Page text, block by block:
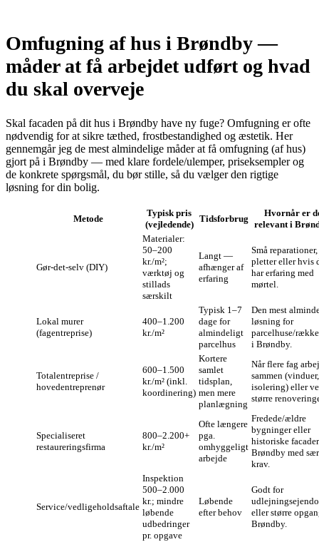
Omfugning af hus i Brøndby —
måder at få arbejdet udført og hvad
du skal overveje
Skal facaden på dit hus i Brøndby have ny fuge? Omfugning er ofte
nødvendig for at sikre tæthed, frostbestandighed og æstetik. Her
gennemgår jeg de mest almindelige måder at få omfugning (af hus)
gjort på i Brøndby — med klare fordele/ulemper, priseksempler og
de konkrete spørgsmål, du bør stille, så du vælger den rigtige
løsning for din bolig.
Metode
Typisk pris
(vejledende)
Tidsforbrug
Hvornår er
relevant i
Gør‑det‑selv (DIY)
Materialer:
50–200
kr./m²;
værktøj og
stillads
særskilt
Langt —
afhænger af
erfaring
Små reparationer,
pletter eller hvis
har erfaring med
mørtel.
Lokal murer
(fagentreprise)
400–1.200
kr./m²
Typisk 1–7
dage for
almindeligt
parcelhus
Den mest
løsning for
parcelhuse/
i Brøndby.
Totalentreprise /
hovedentreprenør
600–1.500
kr./m² (inkl.
koordinering)
Kortere
samlet
tidsplan,
men mere
planlægning
Når flere fag
sammen
isolering) eller
større
Specialiseret
restaureringsfirma
800–2.200+
kr./m²
Ofte længere
pga.
omhyggeligt
arbejde
Fredede/ældre
bygninger eller
historiske
Brøndby med
krav.
Service/vedligeholdsaftale
Inspektion
500–2.000
kr.; mindre
løbende
udbedringer
pr. opgave
Løbende
efter behov
Godt for
eller større
Brøndby.